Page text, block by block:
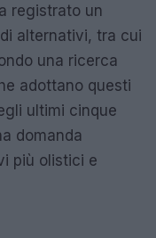
registrato un
alternativi, tra cui
una ricerca
adottano questi
ultimi cinque
domanda
più olistici e